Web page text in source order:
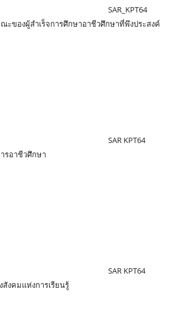
SAR_KPT64
ของผู้สำเร็จการศึกษาอาชีวศึกษาที่พึงประสงค์
SAR KPT64
รอาชีวศึกษา
SAR KPT64
สังคมแห่งการเรียนรู้